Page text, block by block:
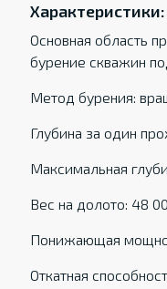
Характеристики:
Основная область
бурение скважин
Метод бурения:
Глубина за один
Максимальная
Вес на долото: 48
Понижающая
Откатная